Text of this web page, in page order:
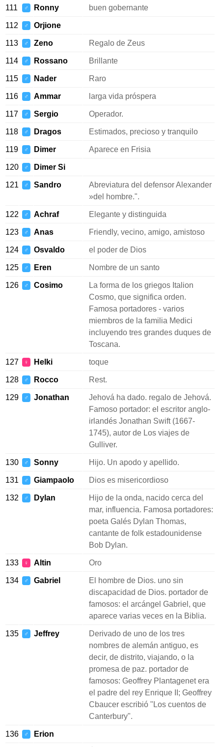
111 ♂ Ronny buen gobernante
112 ♂ Orjione
113 ♂ Zeno Regalo de Zeus
114 ♂ Rossano Brillante
115 ♂ Nader Raro
116 ♂ Ammar larga vida próspera
117 ♂ Sergio Operador.
118 ♂ Dragos Estimados, precioso y tranquilo
119 ♂ Dimer Aparece en Frisia
120 ♂ Dimer Si
121 ♂ Sandro
Abreviatura del defensor Alexander
»del hombre.".
122 ♂ Achraf Elegante y distinguida
123 ♂ Anas Friendly, vecino, amigo, amistoso
124 ♂ Osvaldo el poder de Dios
125 ♂ Eren Nombre de un santo
126 ♂ Cosimo
La forma de los griegos Italion
Cosmo, que significa orden.
Famosa portadores - varios
miembros de la familia Medici
incluyendo tres grandes duques de
Toscana.
127 ♀ Helki toque
128 ♂ Rocco Rest.
129 ♂ Jonathan
Jehová ha dado. regalo de Jehová.
Famoso portador: el escritor anglo-
irlandés Jonathan Swift (1667-
1745), autor de Los viajes de
Gulliver.
130 ♂ Sonny Hijo. Un apodo y apellido.
131 ♂ Giampaolo Dios es misericordioso
132 ♂ Dylan
Hijo de la onda, nacido cerca del
mar, influencia. Famosa portadores:
poeta Galés Dylan Thomas,
cantante de folk estadounidense
Bob Dylan.
133 ♀ Altin Oro
134 ♂ Gabriel
El hombre de Dios. uno sin
discapacidad de Dios. portador de
famosos: el arcángel Gabriel, que
aparece varias veces en la Biblia.
135 ♂ Jeffrey
Derivado de uno de los tres
nombres de alemán antiguo, es
decir, de distrito, viajando, o la
promesa de paz. portador de
famosos: Geoffrey Plantagenet era
el padre del rey Enrique II; Geoffrey
Cbaucer escribió "Los cuentos de
Canterbury".
136 ♂ Erion